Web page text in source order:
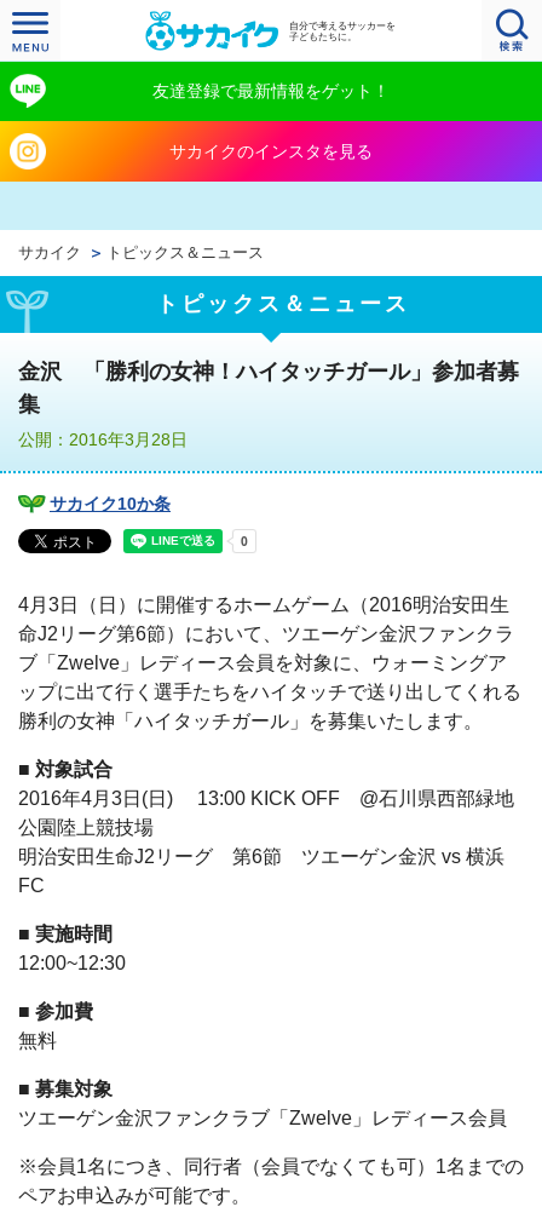
自分で考えるサッカーを
子どもたちに。
友達登録で最新情報をゲット！
サカイクのインスタを見る
サカイク トピックス＆ニュース
トピックス＆ニュース
金沢 「勝利の女神！ハイタッチガール」参加者募
集
公開：2016年3月28日
サカイク10か条
4月3日（日）に開催するホームゲーム（2016明治安田生
命J2リーグ第6節）において、ツエーゲン金沢ファンクラ
ブ「Zwelve」レディース会員を対象に、ウォーミングア
ップに出て行く選手たちをハイタッチで送り出してくれる
勝利の女神「ハイタッチガール」を募集いたします。
■ 対象試合
2016年4月3日(日) 13:00 KICK OFF @石川県西部緑地
公園陸上競技場
明治安田生命J2リーグ 第6節 ツエーゲン金沢 vs 横浜
FC
■ 実施時間
12:00~12:30
■ 参加費
無料
■ 募集対象
ツエーゲン金沢ファンクラブ「Zwelve」レディース会員
※会員1名につき、同行者（会員でなくても可）1名までの
ペアお申込みが可能です。